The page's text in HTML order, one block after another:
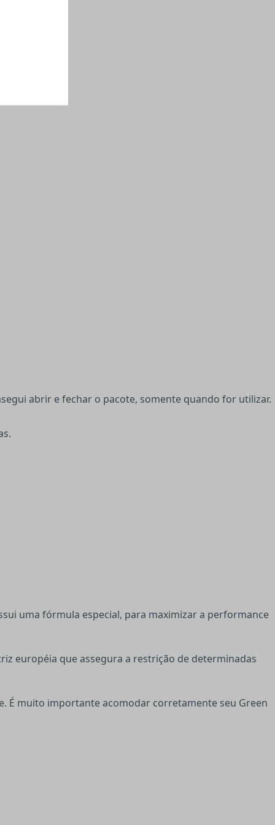
abrir e fechar o pacote, somente quando for utilizar.
uma fórmula especial, para maximizar a performance
européia que assegura a restrição de determinadas
É muito importante acomodar corretamente seu Green